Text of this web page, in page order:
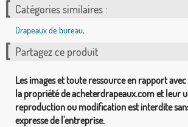
Catégories similaires :
Drapeaux de bureau,
Partagez ce produit
Les images et toute ressource en rapport
la propriété de acheterdrapeaux.com et leur
reproduction ou modification est interdite
expresse de l'entreprise.